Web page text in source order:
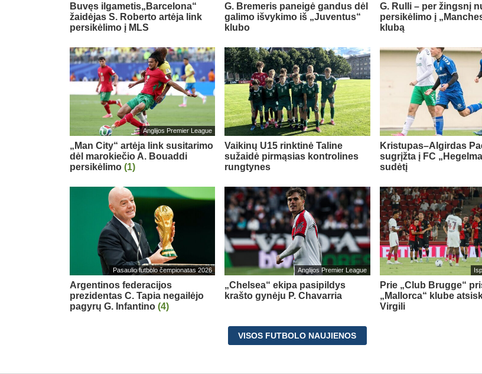
Buvęs ilgametis„Barcelona“
žaidėjas S. Roberto artėja link
persikėlimo į MLS
G. Bremeris paneigė gandus dėl
galimo išvykimo iš „Juventus“
klubo
G. Rulli – per žingsnį
persikėlimo į
klubą
Anglijos Premier League
„Man City“ artėja link susitarimo
dėl marokiečio A. Bouaddi
persikėlimo (1)
Vaikinų U15 rinktinė Taline
sužaidė pirmąsias kontrolines
rungtynes
Kristupas–Algirdas
sugrįžta į FC
sudėtį
Pasaulio futbolo čempionatas 2026
Argentinos federacijos
prezidentas C. Tapia negailėjo
pagyrų G. Infantino (4)
Anglijos Premier League
„Chelsea“ ekipa pasipildys
krašto gynėju P. Chavarria
Prie „Club Brugge“
„Mallorca“ klube
Virgili
VISOS FUTBOLO NAUJIENOS